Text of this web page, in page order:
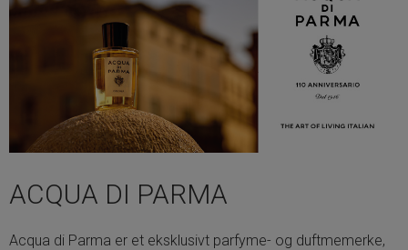
ACQUA DI PARMA
Acqua di Parma er et eksklusivt parfyme- og duftmemerke,